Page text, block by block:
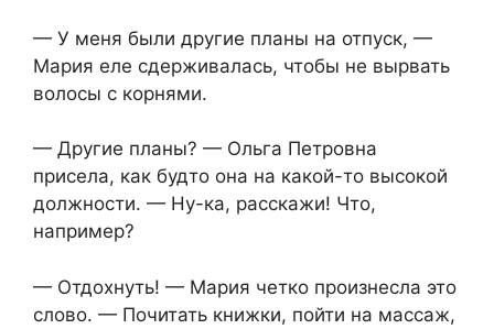
— У меня были другие планы на отпуск, —
Мария еле сдерживалась, чтобы не вырвать
волосы с корнями.
— Другие планы? — Ольга Петровна
присела, как будто она на какой-то высокой
должности. — Ну-ка, расскажи! Что,
например?
— Отдохнуть! — Мария четко произнесла это
слово. — Почитать книжки, пойти на массаж,